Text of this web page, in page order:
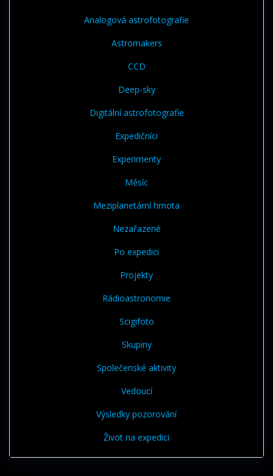
Analogová astrofotografie
Astromakers
CCD
Deep-sky
Digitální astrofotografie
Expedičníci
Experimenty
Měsíc
Meziplanetární hmota
Nezařazené
Po expedici
Projekty
Rádioastronomie
Scigifoto
Skupiny
Společenské aktivity
Vedoucí
Výsledky pozorování
Život na expedici